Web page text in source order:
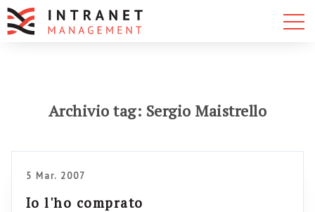
Archivio tag: Sergio Maistrello
5 Mar. 2007
Io l'ho comprato